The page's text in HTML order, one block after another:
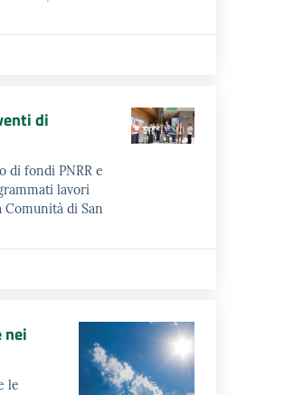
di
di fondi PNRR e
lavori
di San
nei
le